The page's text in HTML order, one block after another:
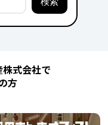
式会社で
方